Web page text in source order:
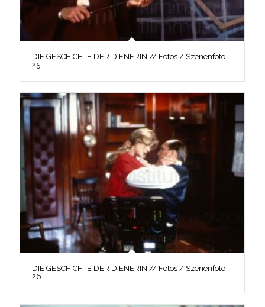
DIE GESCHICHTE DER DIENERIN // Fotos / Szenenfoto
25
DIE GESCHICHTE DER DIENERIN // Fotos / Szenenfoto
26